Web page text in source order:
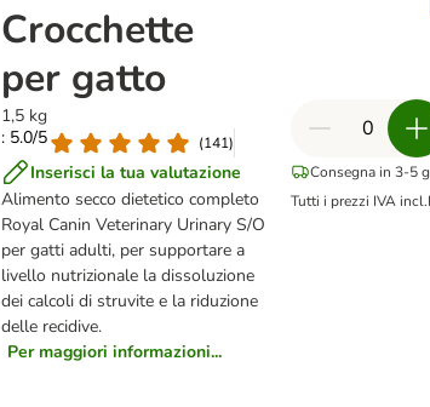
Crocchette
per gatto
1,5 kg
: 5.0/5
(141)
Inserisci la tua valutazione
Alimento secco dietetico completo
Royal Canin Veterinary Urinary S/O
per gatti adulti, per supportare a
livello nutrizionale la dissoluzione
dei calcoli di struvite e la riduzione
delle recidive.
Per maggiori informazioni...
Consegna in 3-5
Tutti i prezzi IVA incl.